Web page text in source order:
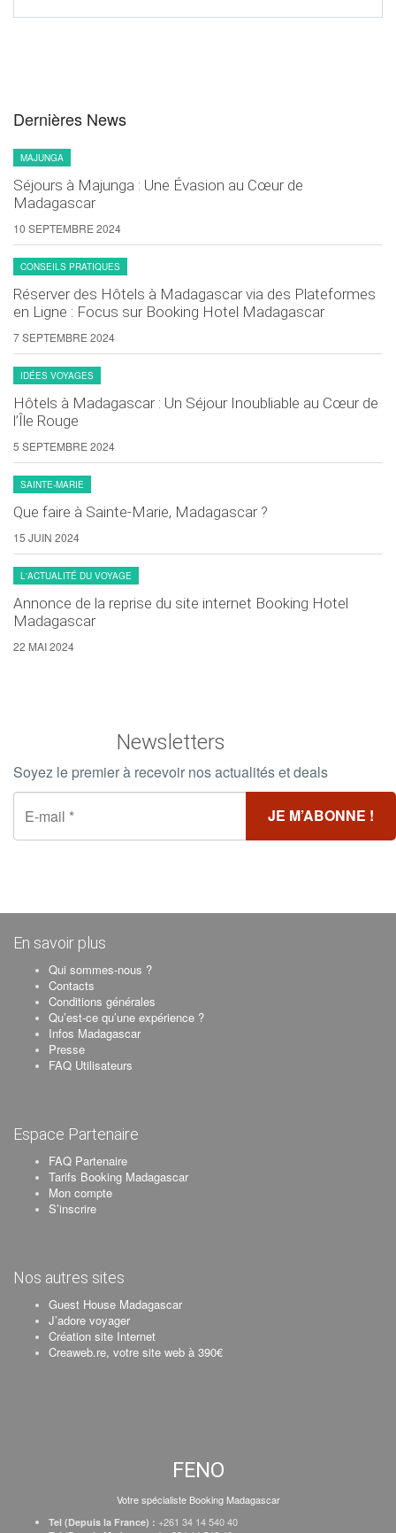
Dernières News
MAJUNGA
Séjours à Majunga : Une Évasion au Cœur de
Madagascar
10 SEPTEMBRE 2024
CONSEILS PRATIQUES
Réserver des Hôtels à Madagascar via des Plateformes
en Ligne : Focus sur Booking Hotel Madagascar
7 SEPTEMBRE 2024
IDÉES VOYAGES
Hôtels à Madagascar : Un Séjour Inoubliable au Cœur de
l’Île Rouge
5 SEPTEMBRE 2024
SAINTE-MARIE
Que faire à Sainte-Marie, Madagascar ?
15 JUIN 2024
L'ACTUALITÉ DU VOYAGE
Annonce de la reprise du site internet Booking Hotel
Madagascar
22 MAI 2024
Newsletters
Soyez le premier à recevoir nos actualités et deals
En savoir plus
Qui sommes-nous ?
Contacts
Conditions générales
Qu’est-ce qu’une expérience ?
Infos Madagascar
Presse
FAQ Utilisateurs
Espace Partenaire
FAQ Partenaire
Tarifs Booking Madagascar
Mon compte
S’inscrire
Nos autres sites
Guest House Madagascar
J’adore voyager
Création site Internet
Creaweb.re, votre site web à 390€
FENO
Votre spécialiste Booking Madagascar
Tel (Depuis la France) : +261 34 14 540 40